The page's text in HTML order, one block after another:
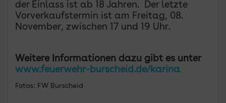
der Einlass ist ab 18 Jahren. Der letzte
Vorverkaufstermin ist am Freitag, 08.
November, zwischen 17 und 19 Uhr.
Weitere Informationen dazu gibt es unter
www.feuerwehr-burscheid.de/karina
Fotos: FW Burscheid